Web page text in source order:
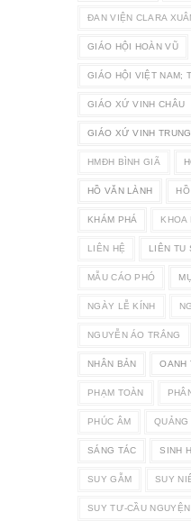
ĐAN VIỆN CLARA
GIÁO HỘI HOÀN VŨ
GIÁO HỘI VIỆT NAM;
GIÁO XỨ VINH CHÂU
GIÁO XỨ VINH TRUNG
HMĐH BÌNH GIÃ
HỒ VĂN LÀNH
KHÁM PHÁ KHOA
LIÊN HỆ LIÊN TU
MẪU CÁO PHÓ
NGÀY LỄ KÍNH
NGUYỄN ÁO TRẮNG
NHÂN BẢN OANH
PHẠM TOÀN
PHÚC ÂM QUẢNG
SÁNG TÁC SINH
SUY GẪM SUY
SUY TƯ-CẦU NGUYỆN